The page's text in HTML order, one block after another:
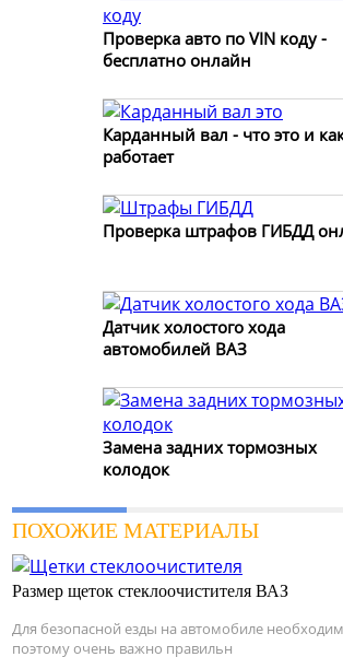
Проверка авто по VIN коду -
бесплатно онлайн
Карданный вал - что это и
работает
Проверка штрафов ГИБДД
Датчик холостого хода
автомобилей ВАЗ
Замена задних тормозных
колодок
ПОХОЖИЕ МАТЕРИАЛЫ
Размер щеток стеклоочистителя ВАЗ
Для безопасной езды на автомобиле
поэтому очень важно правильн